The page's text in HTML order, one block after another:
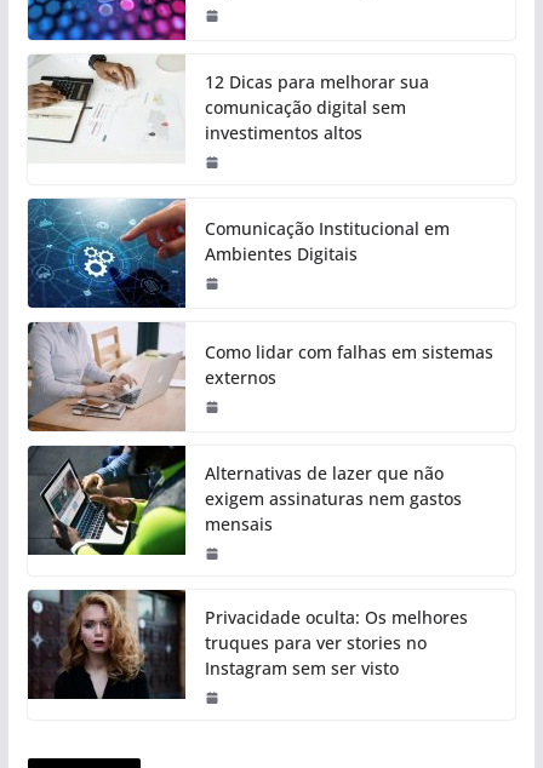
12 Dicas para melhorar sua
comunicação digital sem
investimentos altos
Comunicação Institucional em
Ambientes Digitais
Como lidar com falhas em sistemas
externos
Alternativas de lazer que não
exigem assinaturas nem gastos
mensais
Privacidade oculta: Os melhores
truques para ver stories no
Instagram sem ser visto